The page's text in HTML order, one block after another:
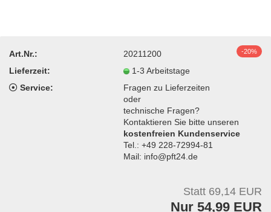
-20%
Art.Nr.:
20211200
Lieferzeit:
1-3 Arbeitstage
Service:
Fragen zu Lieferzeiten
oder
technische Fragen?
Kontaktieren Sie bitte unseren
kostenfreien Kundenservice
Tel.: +49 228-72994-81
Mail: info@pft24.de
Statt 69,14 EUR
Nur 54,99 EUR